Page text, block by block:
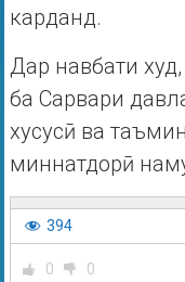
карданд.
Дар навбати
ба Сарвари
хусусӣ ва
миннатдорӣ
394
0 0